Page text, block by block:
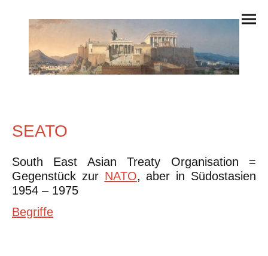
SEATO
South East Asian Treaty Organisation =
Gegenstück zur NATO, aber in Südostasien
1954 – 1975
Begriffe